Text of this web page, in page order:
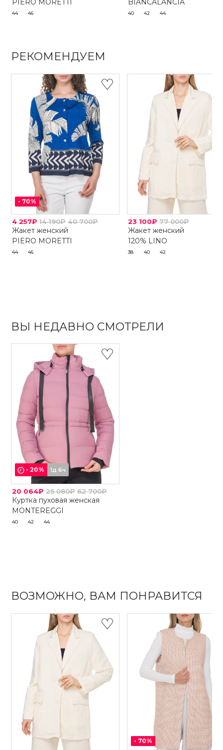
PIERO MORETTI
44 46
BIANCALANCIA
40 42 44
РЕКОМЕНДУЕМ
- 70%
4 257₽ 14 190₽ 40 700₽
Жакет женский
PIERO MORETTI
44 46
23 100₽ 77 000₽
Жакет женский
120% LINO
38 40 42
ВЫ НЕДАВНО СМОТРЕЛИ
-20% 1д 6ч
20 064₽ 25 080₽ 62 700₽
Куртка пуховая женская
MONTEREGGI
40 42 44
ВОЗМОЖНО, ВАМ ПОНРАВИТСЯ
- 70%